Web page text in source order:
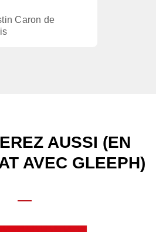
Caron de
AUSSI (EN
AVEC GLEEPH)